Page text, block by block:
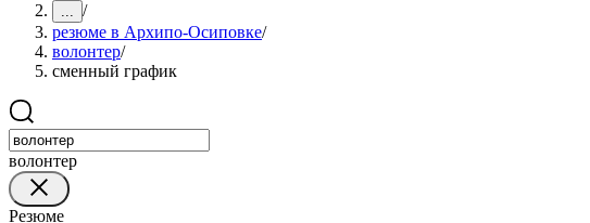
... /
резюме в Архипо-Осиповке/
волонтер/
сменный график
волонтер
Резюме